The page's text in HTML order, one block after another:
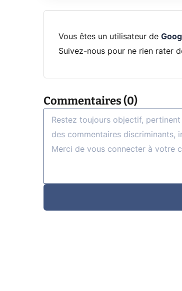
Vous êtes un utilisateur de
Suivez-nous pour ne rien rater
Commentaires (0)